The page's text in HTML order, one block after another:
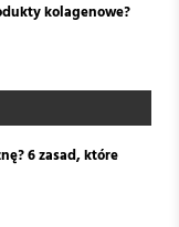
kolagenowe?
6 zasad, które